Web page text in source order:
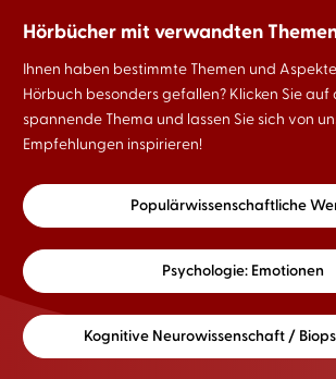
Hörbücher mit verwandten
Ihnen haben bestimmte Themen und
Hörbuch besonders gefallen? Klicken Sie auf
spannende Thema und lassen Sie sich von
Empfehlungen inspirieren!
Populärwissenschaftliche
Psychologie: Emotionen
Kognitive Neurowissenschaft /